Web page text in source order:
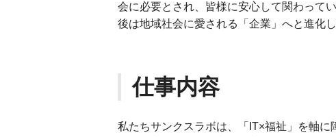
会に必要とされ、皆様に安心して関わって
後は地域社会に愛される「企業」へと進化し
仕事内容
私たちサンクスラボは、「IT×福祉」を軸